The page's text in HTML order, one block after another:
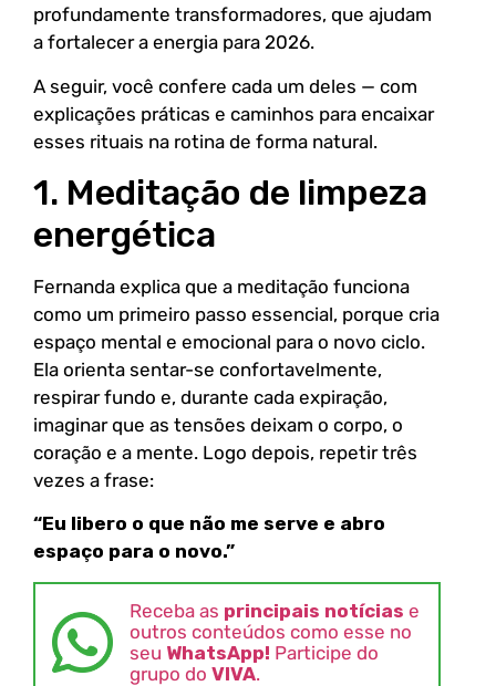
profundamente transformadores, que ajudam
a fortalecer a energia para 2026.
A seguir, você confere cada um deles — com
explicações práticas e caminhos para encaixar
esses rituais na rotina de forma natural.
1. Meditação de limpeza
energética
Fernanda explica que a meditação funciona
como um primeiro passo essencial, porque cria
espaço mental e emocional para o novo ciclo.
Ela orienta sentar-se confortavelmente,
respirar fundo e, durante cada expiração,
imaginar que as tensões deixam o corpo, o
coração e a mente. Logo depois, repetir três
vezes a frase:
“Eu libero o que não me serve e abro
espaço para o novo.”
Receba as principais notícias e
outros conteúdos como esse no
seu WhatsApp! Participe do
grupo do VIVA.